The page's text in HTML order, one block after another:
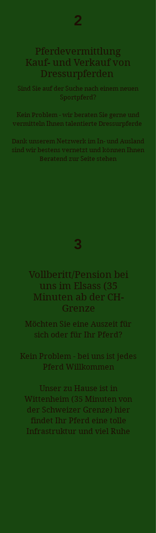
2
Pferdevermittlung
Kauf- und Verkauf von
Dressurpferden
Sind Sie auf der Suche nach einem neuen
Sportpferd?
Kein Problem - wir beraten Sie gerne und
vermitteln Ihnen talentierte Dressurpferde
Dank unserem Netzwerk im In- und Ausland
sind wir bestens vernetzt und können Ihnen
Beratend zur Seite stehen
3
Vollberitt/Pension bei
uns im Elsass (35
Minuten ab der CH-
Grenze
Möchten Sie eine Auszeit für
sich oder für Ihr Pferd?
Kein Problem - bei uns ist jedes
Pferd Willkommen
Unser zu Hause ist in
Wittenheim (35 Minuten von
der Schweizer Grenze) hier
findet Ihr Pferd eine tolle
Infrastruktur und viel Ruhe